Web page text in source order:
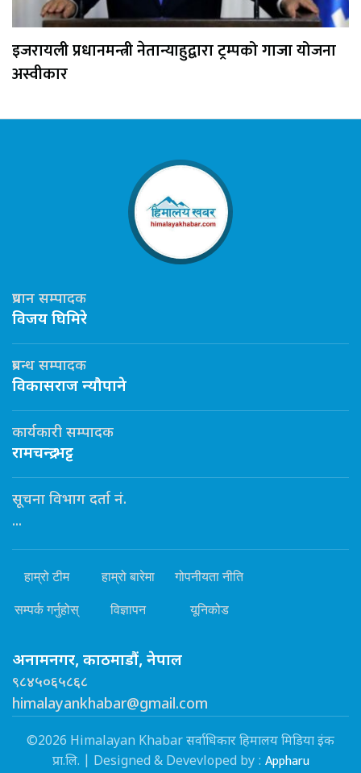
इजरायली प्रधानमन्त्री नेतान्याहुद्वारा ट्रम्पको गाजा योजना
अस्वीकार
प्रधान सम्पादक
विजय घिमिरे
प्रबन्ध सम्पादक
विकासराज न्यौपाने
कार्यकारी सम्पादक
रामचन्द्र भट्ट
सूचना विभाग दर्ता नं.
...
हाम्रो टीम हाम्रो बारेमा गोपनीयता नीति
सम्पर्क गर्नुहोस् विज्ञापन यूनिकोड
अनामनगर, काठमाडौं, नेपाल
९८४५०६५८६८
himalayankhabar@gmail.com
©2026 Himalayan Khabar सर्वाधिकार हिमालय मिडिया इंक
प्रा.लि. | Designed & Devevloped by : Appharu